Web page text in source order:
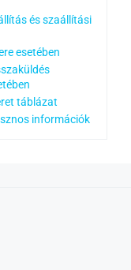
és szaállítási
esetében
táblázat
információk